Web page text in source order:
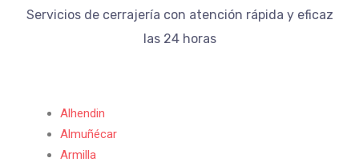
Servicios de cerrajería con atención rápida y eficaz
las 24 horas
Alhendin
Almuñécar
Armilla